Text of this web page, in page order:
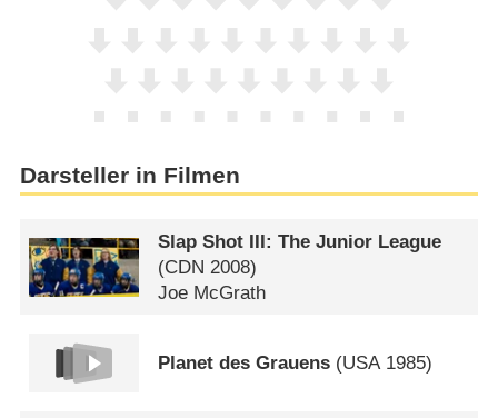
Darsteller in Filmen
Slap Shot III: The Junior League
(CDN 2008)
Joe McGrath
Planet des Grauens (USA1985)